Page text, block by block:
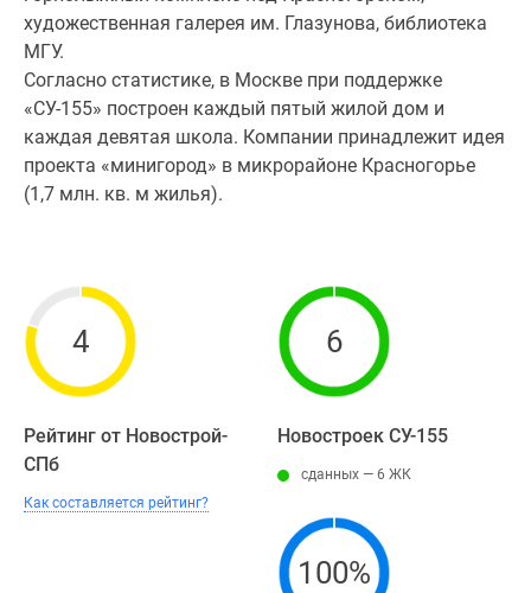
художественная галерея им. Глазунова, библиотека
МГУ.
Согласно статистике, в Москве при поддержке
«СУ-155» построен каждый пятый жилой дом и
каждая девятая школа. Компании принадлежит идея
проекта «минигород» в микрорайоне Красногорье
(1,7 млн. кв. м жилья).
4
Рейтинг от Новострой-
СПб
Как составляется рейтинг?
6
Новостроек СУ-155
сданных — 6 ЖК
100%